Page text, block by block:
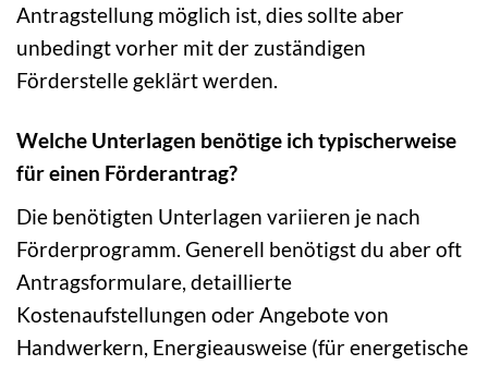
Antragstellung möglich ist, dies sollte aber
unbedingt vorher mit der zuständigen
Förderstelle geklärt werden.
Welche Unterlagen benötige ich typischerweise
für einen Förderantrag?
Die benötigten Unterlagen variieren je nach
Förderprogramm. Generell benötigst du aber oft
Antragsformulare, detaillierte
Kostenaufstellungen oder Angebote von
Handwerkern, Energieausweise (für energetische